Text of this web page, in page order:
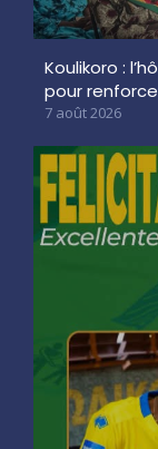
Koulikoro :
pour
7 août 2026